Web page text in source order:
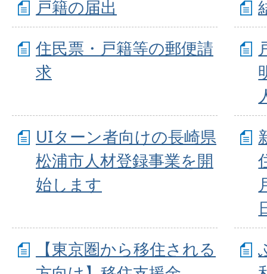
戸籍の届出
住民票・戸籍等の郵便請
求
UIターン者向けの長崎県
松浦市人材登録事業を開
始します
【東京圏から移住される